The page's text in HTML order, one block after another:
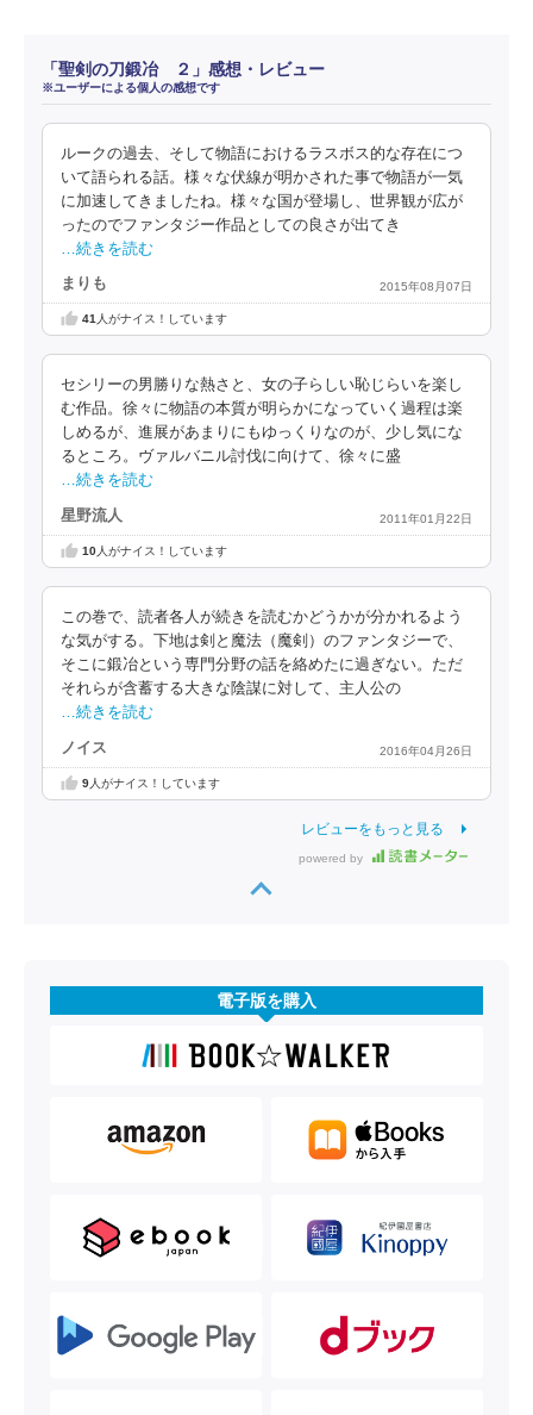
「聖剣の刀鍛冶 ２」感想・レビュー
※ユーザーによる個人の感想です
ルークの過去、そして物語におけるラスボス的な存在につ
いて語られる話。様々な伏線が明かされた事で物語が一気
に加速してきましたね。様々な国が登場し、世界観が広が
ったのでファンタジー作品としての良さが出てき
…続きを読む
まりも 2015年08月07日
41人がナイス！しています
セシリーの男勝りな熱さと、女の子らしい恥じらいを楽し
む作品。徐々に物語の本質が明らかになっていく過程は楽
しめるが、進展があまりにもゆっくりなのが、少し気にな
るところ。ヴァルバニル討伐に向けて、徐々に盛
…続きを読む
星野流人 2011年01月22日
10人がナイス！しています
この巻で、読者各人が続きを読むかどうかが分かれるよう
な気がする。下地は剣と魔法（魔剣）のファンタジーで、
そこに鍛冶という専門分野の話を絡めたに過ぎない。ただ
それらが含蓄する大きな陰謀に対して、主人公の
…続きを読む
ノイス 2016年04月26日
9人がナイス！しています
レビューをもっと見る
powered by
電子版を購入